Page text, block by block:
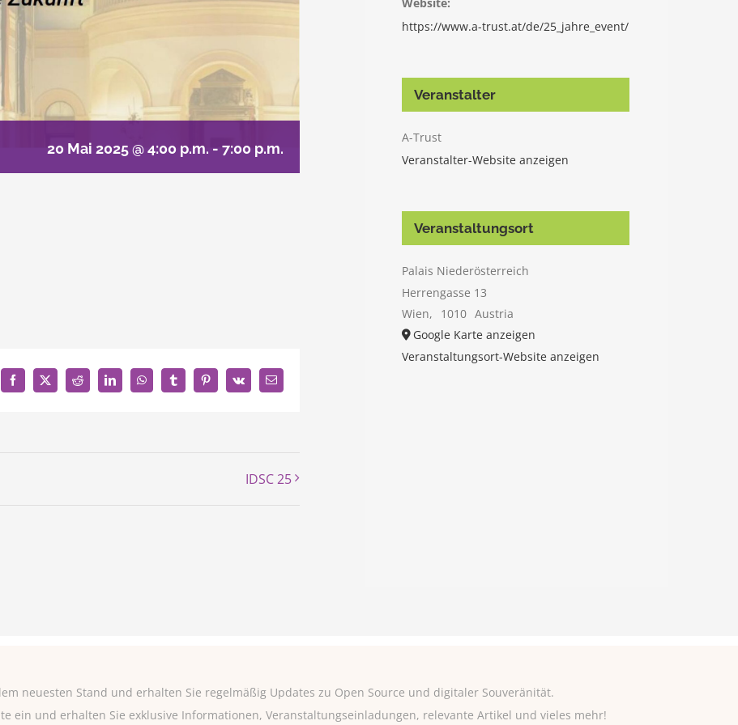
20 Mai 2025 @ 4:00 p.m. - 7:00 p.m.
Facebook
X Reddit LinkedInWhatsAppTumblrPinterest
Vk
E-
Mail
IDSC 25
https://www.a-trust.at/de/25_jahre_event/
Veranstalter
A-Trust
Veranstalter-Website anzeigen
Veranstaltungsort
Palais Niederösterreich
Herrengasse 13
Wien, 1010 Austria
Google Karte anzeigen
Veranstaltungsort-Website anzeigen
neuesten Stand und erhalten Sie regelmäßig Updates zu Open Source und digitaler Souveränität.
ein und erhalten Sie exklusive Informationen, Veranstaltungseinladungen, relevante Artikel und vieles mehr!